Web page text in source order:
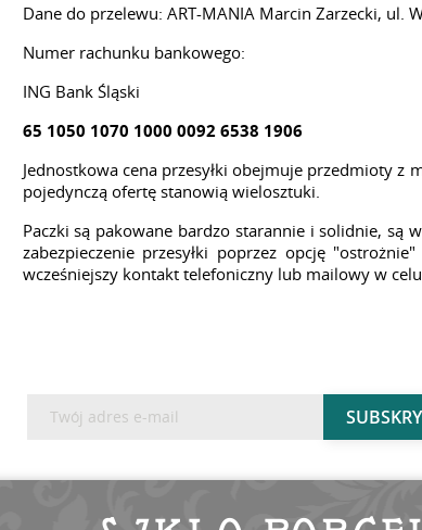
Dane do przelewu: ART-MANIA Marcin Zarzecki, ul.
Numer rachunku bankowego:
ING Bank Śląski
65 1050 1070 1000 0092 6538 1906
Jednostkowa cena przesyłki obejmuje przedmioty
pojedynczą ofertę stanowią wielosztuki.
Paczki są pakowane bardzo starannie i solidnie, są
zabezpieczenie przesyłki poprzez opcję
wcześniejszy kontakt telefoniczny lub mailowy w